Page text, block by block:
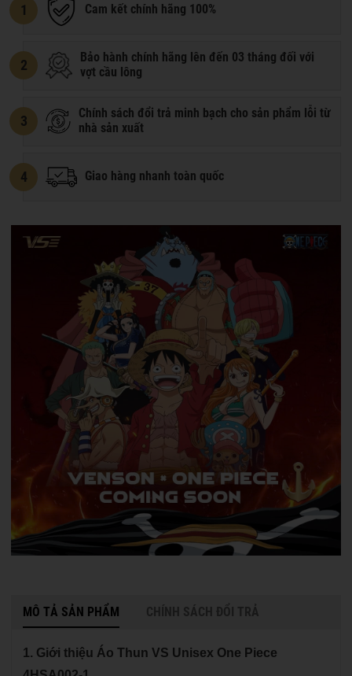
1 Cam kết chính hãng 100%
2
Bảo hành chính hãng lên đến 03 tháng đối với
vợt cầu lông
3
Chính sách đổi trả minh bạch cho sản phẩm lỗi từ
nhà sản xuất
4 Giao hàng nhanh toàn quốc
MÔ TẢ SẢN PHẨM CHÍNH SÁCH ĐỔI TRẢ
1. Giới thiệu Áo Thun VS Unisex One Piece